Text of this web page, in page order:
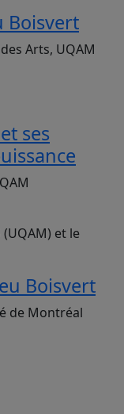
Boisvert
Arts, UQAM
ses
(UQAM) et le
Boisvert
de Montréal